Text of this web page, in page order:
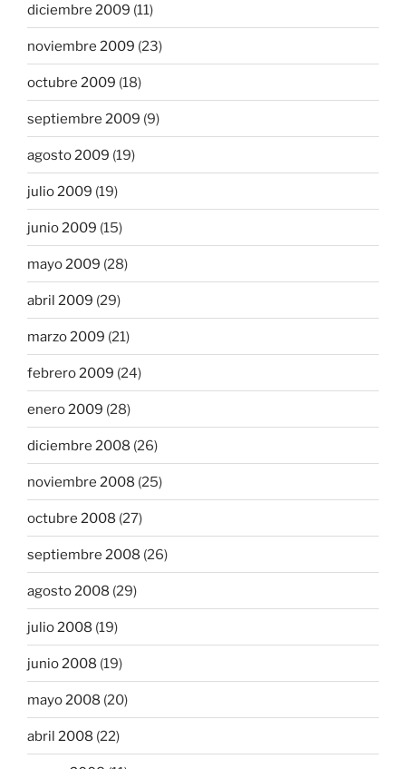
diciembre 2009 (11)
noviembre 2009 (23)
octubre 2009 (18)
septiembre 2009 (9)
agosto 2009 (19)
julio 2009 (19)
junio 2009 (15)
mayo 2009 (28)
abril 2009 (29)
marzo 2009 (21)
febrero 2009 (24)
enero 2009 (28)
diciembre 2008 (26)
noviembre 2008 (25)
octubre 2008 (27)
septiembre 2008 (26)
agosto 2008 (29)
julio 2008 (19)
junio 2008 (19)
mayo 2008 (20)
abril 2008 (22)